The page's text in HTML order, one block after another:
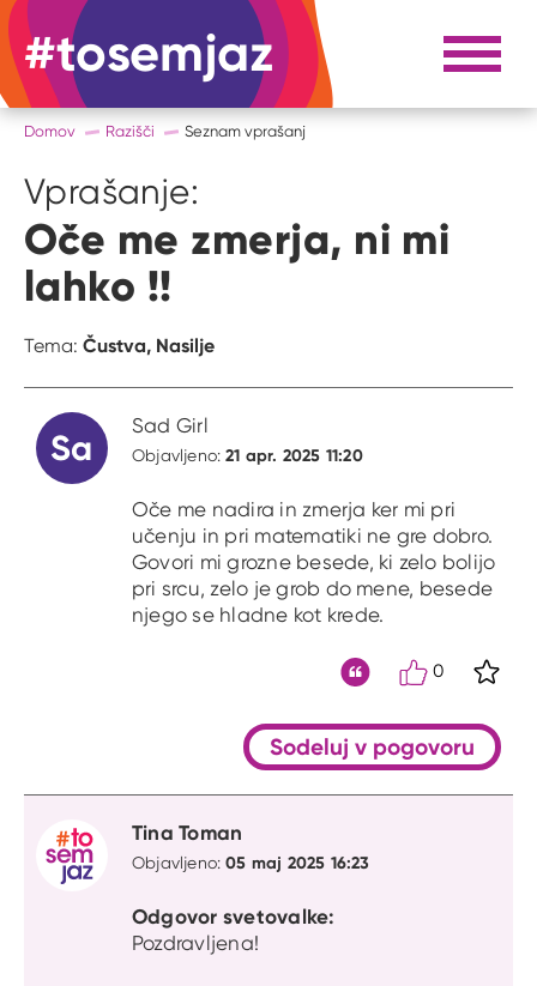
#tosemjaz #to sem jaz Razpri
Domov Razišči Seznam vprašanj
Vprašanje:
Oče me zmerja, ni mi
lahko !!
Tema: Čustva, Nasilje
Sa
Sad Girl
Objavljeno:21 apr. 2025 11:20
Oče me nadira in zmerja ker mi pri
učenju in pri matematiki ne gre dobro.
Govori mi grozne besede, ki zelo bolijo
pri srcu, zelo je grob do mene, besede
njego se hladne kot krede.
0
Sodeluj v pogovoru
Tina Toman
Objavljeno:05 maj 2025 16:23
Odgovor svetovalke:
Pozdravljena!